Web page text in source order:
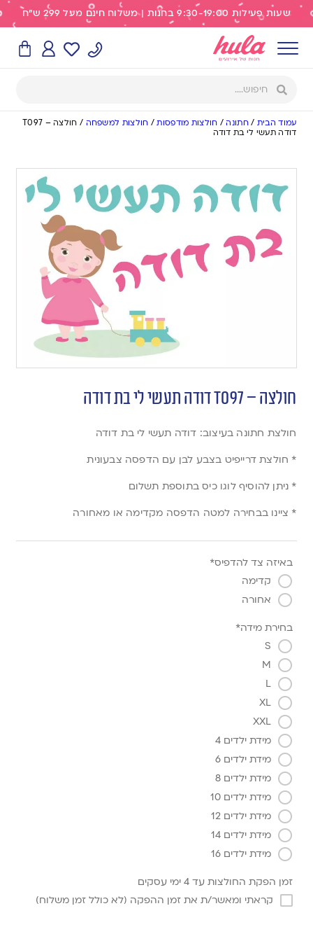
שעות פעילות 9:30-19:00 בחנות | משלוח חינם מעל 299 ש"ח
עמוד הבית /חתונה/ חולצות מודפסות/ חולצות למשפחה /
חולצה – T097
דודה תעשי לי בת דודה
חולצה – T097 דודה תעשי לי בת דודה
חולצת חתונה בעיצוב: דודה תעשי לי בת דודה
* חולצת דרייפיט בצבע לבן עם הדפסה צבעונית
* ניתן להוסיף לוגו כיס בתוספת תשלום
* ציינו בבחירה למטה הדפסה מקדימה או מאחורה
באיזה צד להדפיס*
קדימה
אחורה
בחירת מידה*
S
M
L
XL
XXL
מידת ילדים 4
מידת ילדים 6
מידת ילדים 8
מידת ילדים 10
מידת ילדים 12
מידת ילדים 14
מידת ילדים 16
זמן הפקת החולצות עד 4 ימי עסקים
קראתי ומאשר/ת את זמן ההפקה (לא כולל זמן משלוח)